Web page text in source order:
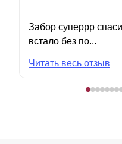
Забор суперрр
встало без по...
Читать весь отзыв